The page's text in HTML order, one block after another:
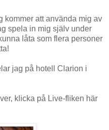
kommer att använda mig av
spela in mig själv under
låta som flera personer
jag på hotell Clarion i
klicka på Live-fliken här